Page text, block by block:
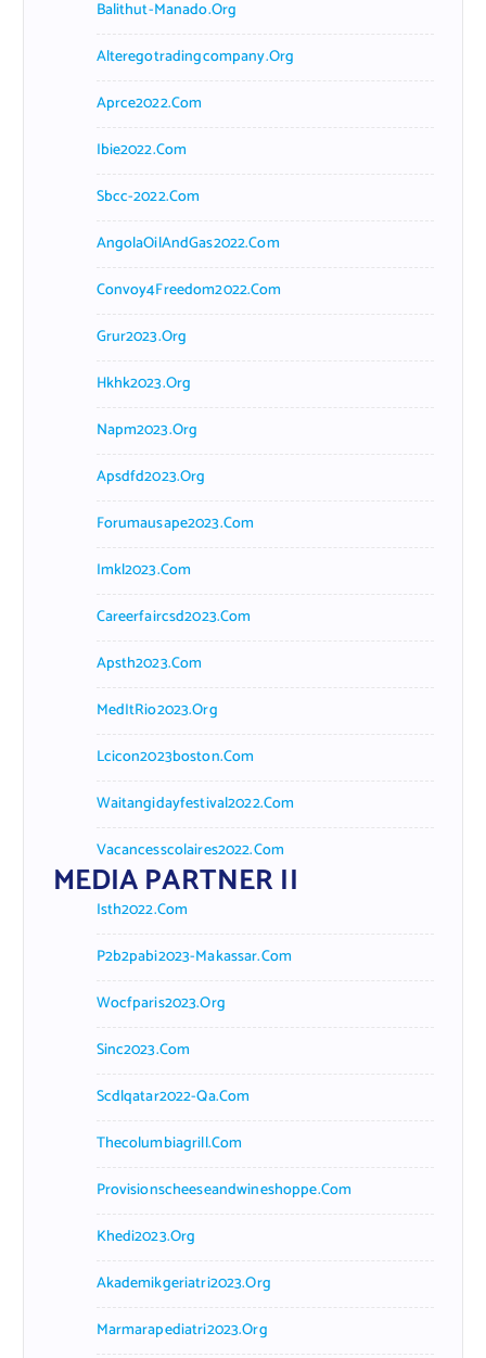
Balithut-Manado.org
Alteregotradingcompany.org
Aprce2022.com
Ibie2022.com
Sbcc-2022.com
AngolaOilAndGas2022.com
Convoy4Freedom2022.com
Grur2023.org
Hkhk2023.org
Napm2023.org
Apsdfd2023.org
Forumausape2023.com
Imkl2023.com
Careerfaircsd2023.com
Apsth2023.com
MedItRio2023.org
Lcicon2023boston.com
Waitangidayfestival2022.com
Vacancesscolaires2022.com
MEDIA PARTNER II
Isth2022.com
P2b2pabi2023-Makassar.com
Wocfparis2023.org
Sinc2023.com
Scdlqatar2022-Qa.com
Thecolumbiagrill.com
Provisionscheeseandwineshoppe.com
Khedi2023.org
Akademikgeriatri2023.org
Marmarapediatri2023.org